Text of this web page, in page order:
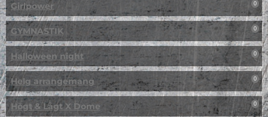
Girlpower 0
GYMNASTIK 0
Halloween night 0
Helg arrangemang 0
Högt & Lågt X Dome 0